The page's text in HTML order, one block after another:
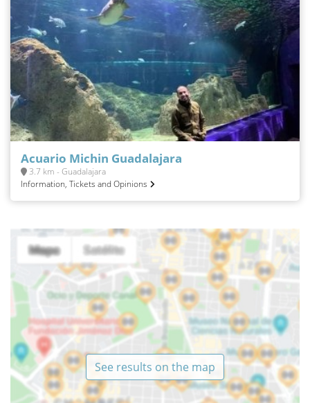
Acuario Michin Guadalajara
3.7 km - Guadalajara
Information, Tickets and Opinions
See results on the map